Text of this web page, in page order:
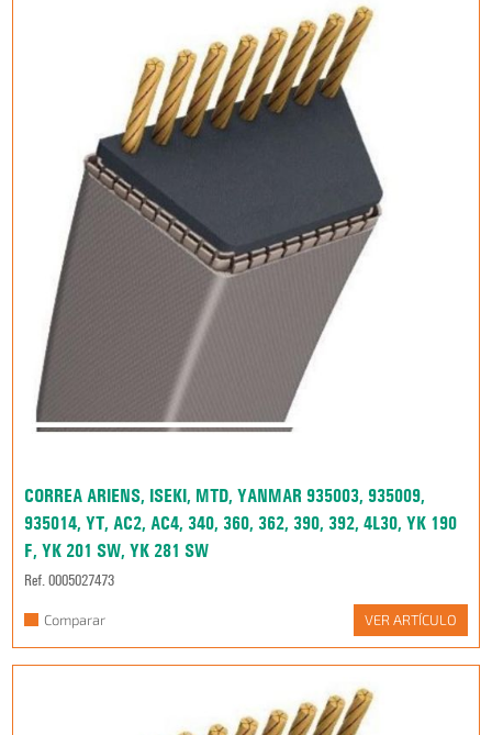
CORREA ARIENS, ISEKI, MTD, YANMAR 935003, 935009,
935014, YT, AC2, AC4, 340, 360, 362, 390, 392, 4L30, YK 190
F, YK 201 SW, YK 281 SW
Ref. 0005027473
Comparar VER ARTÍCULO